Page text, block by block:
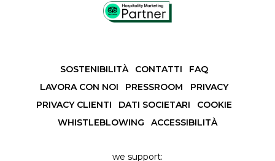
SOSTENIBILITÀ CONTATTI
FAQ
LAVORA CON NOI
PRESSROOM
PRIVACY
PRIVACY CLIENTI
DATI SOCIETARI
COOKIE
WHISTLEBLOWING
ACCESSIBILITÀ
we support: